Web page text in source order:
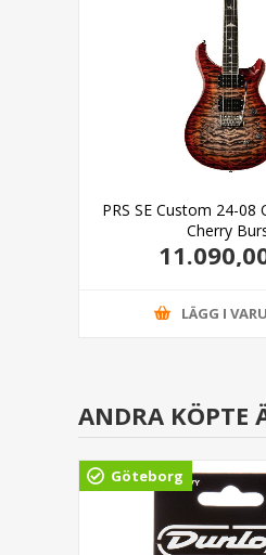
PRS SE Custom 24-08
Cherry
LÄGG I
ANDRA KÖPTE
Göteborg